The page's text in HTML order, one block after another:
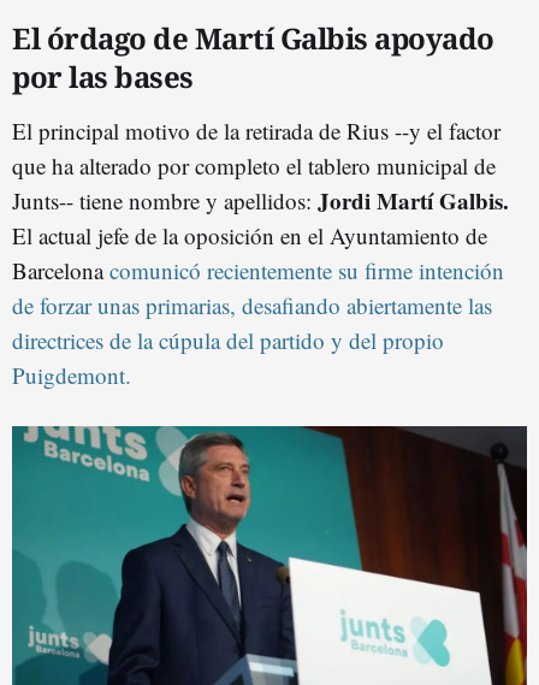
El órdago de Martí Galbis apoyado
por las bases
El principal motivo de la retirada de Rius --y el factor
que ha alterado por completo el tablero municipal de
Junts-- tiene nombre y apellidos: Jordi Martí Galbis.
El actual jefe de la oposición en el Ayuntamiento de
Barcelonacomunicó recientemente su firme intención
de forzar unas primarias, desafiando abiertamente las
directrices de la cúpula del partido y del propio
Puigdemont.